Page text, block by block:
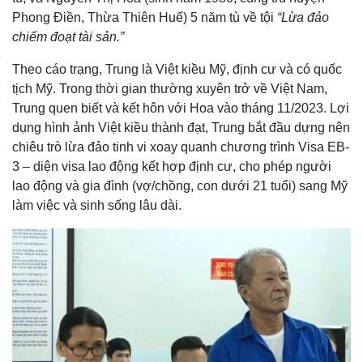
Phong Điền, Thừa Thiên Huế) 5 năm tù về tội “Lừa đảo
chiếm đoạt tài sản.”
Theo cáo trạng, Trung là Việt kiều Mỹ, định cư và có quốc
tịch Mỹ. Trong thời gian thường xuyên trở về Việt Nam,
Trung quen biết và kết hôn với Hoa vào tháng 11/2023. Lợi
dụng hình ảnh Việt kiều thành đạt, Trung bắt đầu dựng nên
chiêu trò lừa đảo tinh vi xoay quanh chương trình Visa EB-
3 – diện visa lao động kết hợp định cư, cho phép người
lao động và gia đình (vợ/chồng, con dưới 21 tuổi) sang Mỹ
làm việc và sinh sống lâu dài.